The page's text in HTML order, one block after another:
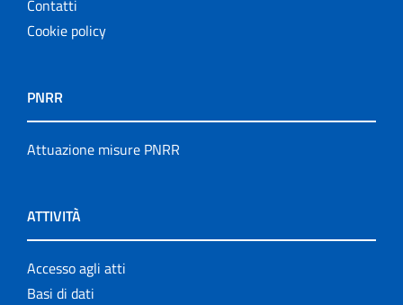
Contatti
Cookie policy
PNRR
Attuazione misure PNRR
ATTIVITÀ
Accesso agli atti
Basi di dati